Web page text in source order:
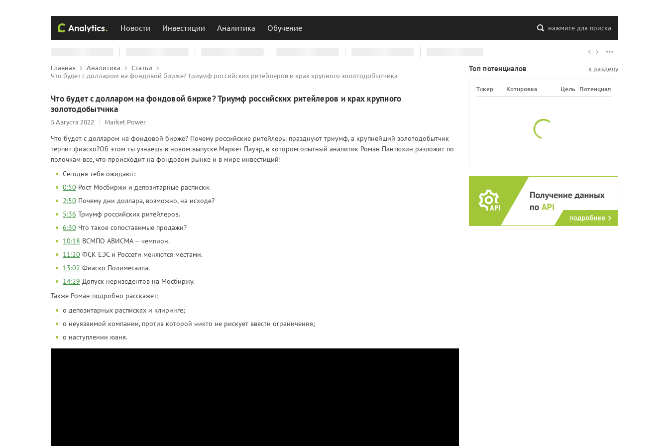
Новости Инвестиции Аналитика Обучение нажмите для поиска
Главная Аналитика
Статьи
Что будет с долларом на фондовой бирже? Триумф российских ритейлеров и крах крупного золотодобытчика
Что будет с долларом на фондовой бирже? Триумф российских ритейлеров и крах крупного
золотодобытчика
5 Августа 2022 Market Power
Что будет с долларом на фондовой бирже? Почему российские ритейлеры празднуют триумф, а крупнейший золотодобытчик
терпит фиаско?Об этом ты узнаешь в новом выпуске Маркет Пауэр, в котором опытный аналитик Роман Пантюхин разложит по
полочкам все, что происходит на фондовом рынке и в мире инвестиций!
Сегодня тебя ожидают:
0:50 Рост Мосбиржи и депозитарные расписки.
2:50 Почему дни доллара, возможно, на исходе?
5:36 Триумф российских ритейлеров.
6:30 Что такое сопоставимые продажи?
10:18 ВСМПО АВИСМА — чемпион.
11:20 ФСК ЕЭС и Россети меняются местами.
13:02 Фиаско Полиметалла.
14:29 Допуск неризедентов на Мосбиржу.
Также Роман подробно расскажет:
о депозитарных расписках и клиринге;
о неуязвимой компании, против которой никто не рискует ввести ограничения;
о наступлении юаня.
Топ потенциалов к разделу
Тикер Котировка Цель Потенциал